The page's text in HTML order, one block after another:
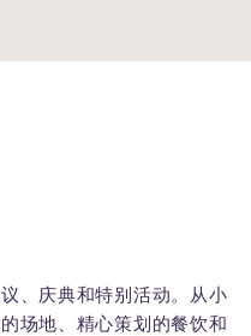
、庆典和特别活动。从小
场地、精心策划的餐饮和